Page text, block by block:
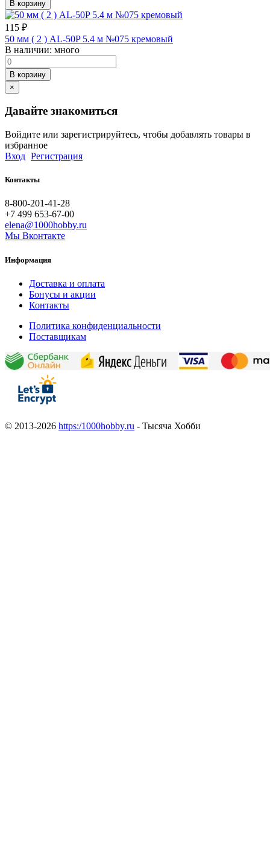
В корзину
115 ₽
50 мм ( 2 ) AL-50P 5.4 м №075 кремовый
В наличии: много
В корзину
×
Давайте знакомиться
Войдите или зарегистрируйтесь, чтобы добавлять товары в
избранное
Вход Регистрация
Контакты
8-800-201-41-28
+7 499 653-67-00
elena@1000hobby.ru
Мы Вконтакте
Информация
Доставка и оплата
Бонусы и акции
Контакты
Политика конфиденциальности
Поставщикам
© 2013-2026 https:/1000hobby.ru - Тысяча Хобби